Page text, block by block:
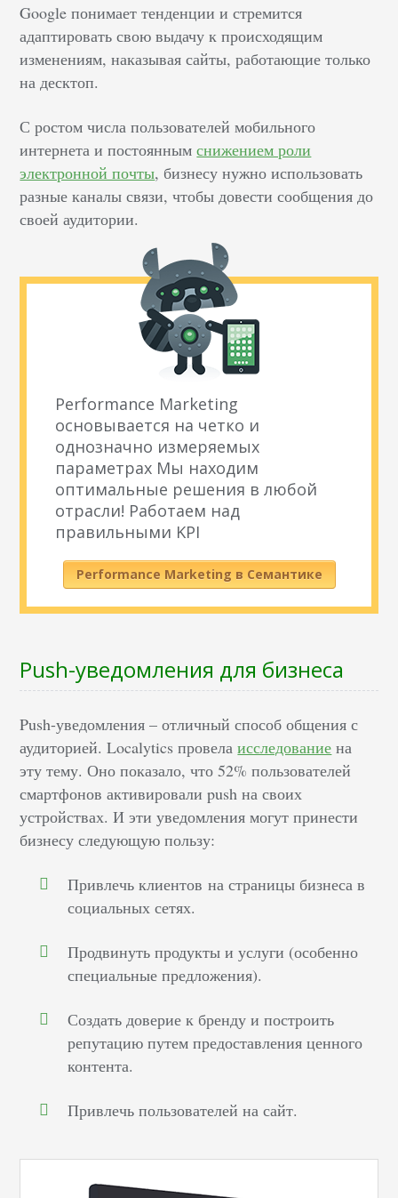
Google понимает тенденции и стремится
адаптировать свою выдачу к происходящим
изменениям, наказывая сайты, работающие только
на десктоп.
С ростом числа пользователей мобильного
интернета и постояннымснижением роли
электронной почты, бизнесу нужно использовать
разные каналы связи, чтобы довести сообщения до
своей аудитории.
Performance Marketing
основывается на четко и
однозначно измеряемых
параметрах Мы находим
оптимальные решения в любой
отрасли! Работаем над
правильными KPI
Performance Marketing в Семантике
Push-уведомления для бизнеса
Push-уведомления – отличный способ общения с
аудиторией. Localytics провелаисследование на
эту тему. Оно показало, что 52% пользователей
смартфонов активировали push на своих
устройствах. И эти уведомления могут принести
бизнесу следующую пользу:
Привлечь клиентов на страницы бизнеса в
социальных сетях.
Продвинуть продукты и услуги (особенно
специальные предложения).
Создать доверие к бренду и построить
репутацию путем предоставления ценного
контента.
Привлечь пользователей на сайт.